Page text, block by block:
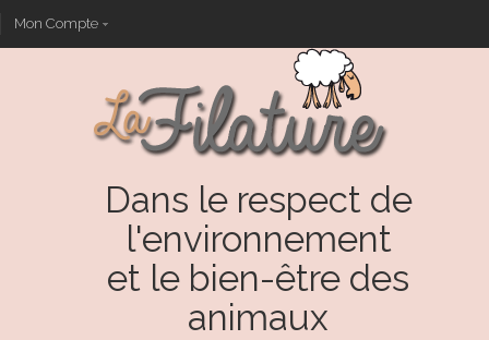
Mon Compte
Dans le respect de
l'environnement
et le bien-être des
animaux